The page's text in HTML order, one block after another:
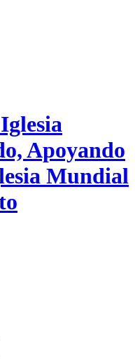
Iglesia
Apoyando
Mundial